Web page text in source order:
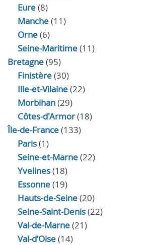
Eure(8)
Manche(11)
Orne(6)
Seine-Maritime(11)
Bretagne(95)
Finistère(30)
Ille-et-Vilaine(22)
Morbihan(29)
Côtes-d'Armor(18)
Île-de-France(133)
Paris(1)
Seine-et-Marne(22)
Yvelines(18)
Essonne(19)
Hauts-de-Seine(20)
Seine-Saint-Denis(22)
Val-de-Marne(21)
Val-d’Oise(14)